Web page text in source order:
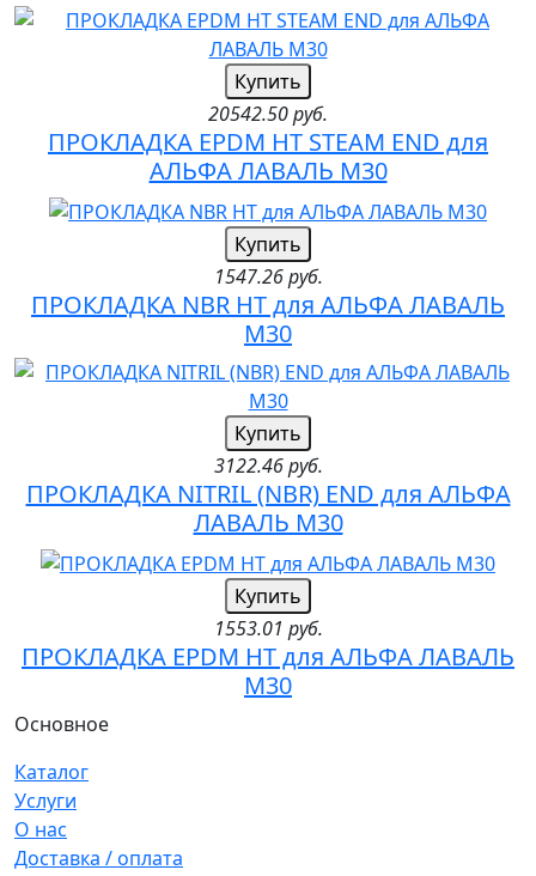
Купить
20542.50 руб.
ПРОКЛАДКА EPDM HT STEAM END для
АЛЬФА ЛАВАЛЬ M30
Купить
1547.26 руб.
ПРОКЛАДКА NBR HT для АЛЬФА ЛАВАЛЬ
M30
Купить
3122.46 руб.
ПРОКЛАДКА NITRIL (NBR) END для АЛЬФА
ЛАВАЛЬ M30
Купить
1553.01 руб.
ПРОКЛАДКА EPDM HT для АЛЬФА ЛАВАЛЬ
M30
Основное
Каталог
Услуги
О нас
Доставка / оплата